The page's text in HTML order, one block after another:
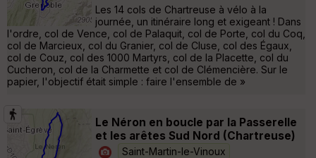
Les 14 cols de Chartreuse à vélo à la
journée, un itinéraire long et exigeant ! Dans
l'ordre, col de Vence, col de Palaquit, col de Porte, col du Coq,
col de Marcieux, col du Granier, col de Cluse, col des Égaux,
col de Couz, col des 1000 Martyrs, col de la Placette, col du
Cucheron, col de la Charmette et col de Clémencière. Sur le
papier, l'objectif était simple : faire l'ensemble de »
Le Néron en boucle par la Passerelle
et les arêtes Sud Nord (Chartreuse)
Saint-Martin-le-Vinoux